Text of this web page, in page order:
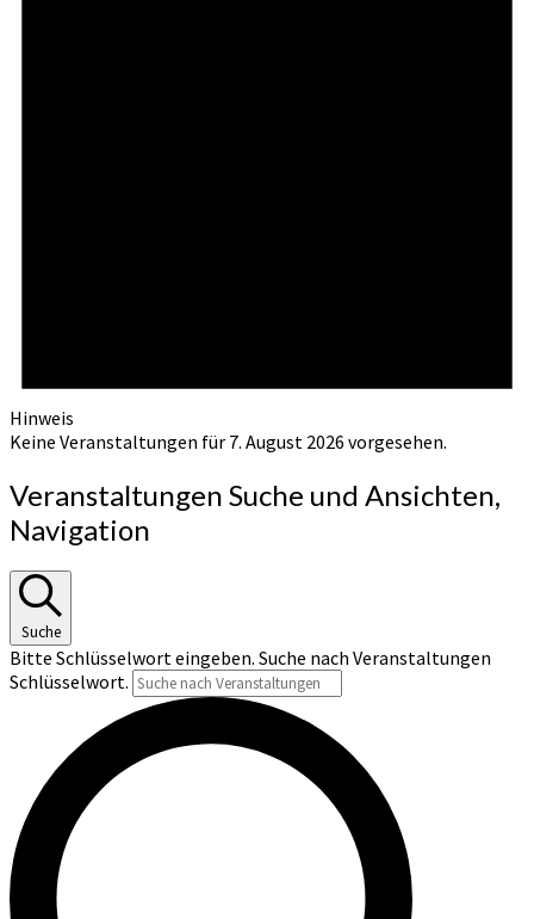
Hinweis
Keine Veranstaltungen für 7. August 2026 vorgesehen.
Veranstaltungen Suche und Ansichten,
Navigation
Suche
Bitte Schlüsselwort eingeben. Suche nach Veranstaltungen
Schlüsselwort.